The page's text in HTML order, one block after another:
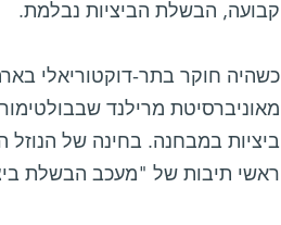
קבועה, הבשלת הביציות נבלמת.
כשהיה חוקר בתר-דוקטוריאלי
מאוניברסיטת מרילנד
ראשי תיבות של "מעכב הבשלת